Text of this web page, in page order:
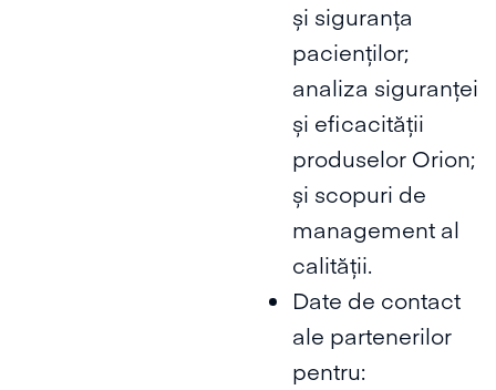
și siguranța
pacienților;
analiza siguranței
și eficacității
produselor Orion;
și scopuri de
management al
calității.
Date de contact
ale partenerilor
pentru: